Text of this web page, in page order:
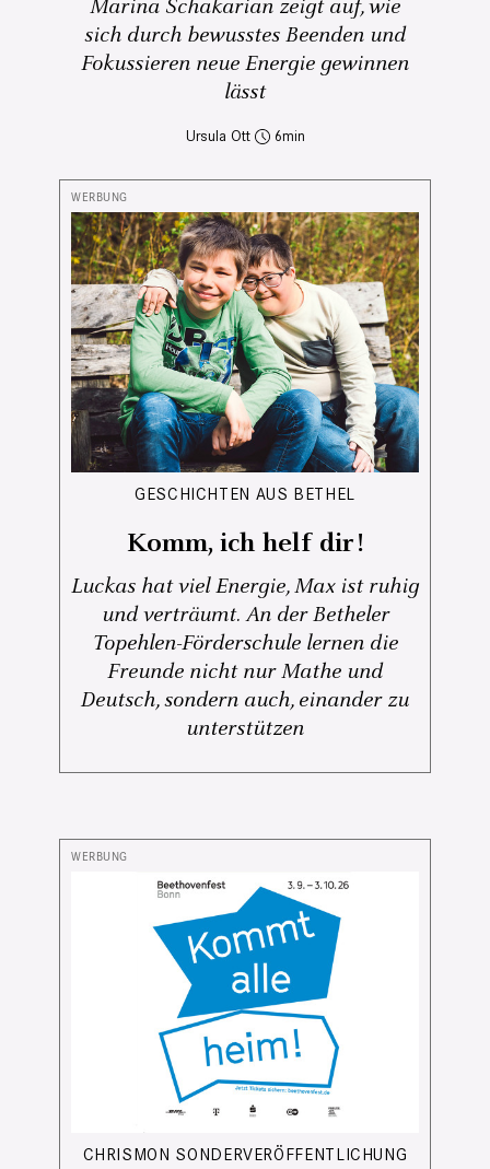
Marina Schakarian zeigt auf, wie
sich durch bewusstes Beenden und
Fokussieren neue Energie gewinnen
lässt
Ursula Ott 6
GESCHICHTEN AUS BETHEL
Komm, ich helf dir!
Luckas hat viel Energie, Max ist ruhig
und verträumt. An der Betheler
Topehlen-Förderschule lernen die
Freunde nicht nur Mathe und
Deutsch, sondern auch, einander zu
unterstützen
CHRISMON SONDERVERÖFFENTLICHUNG